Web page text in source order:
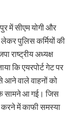
में सीएम योगी और
पुलिस कर्मियों की
राष्ट्रीय अध्यक्ष
कि एयरपोर्ट गेट पर
आने वाले वाहनों को
के सामने आ गई। जिस
करने में काफी समस्या